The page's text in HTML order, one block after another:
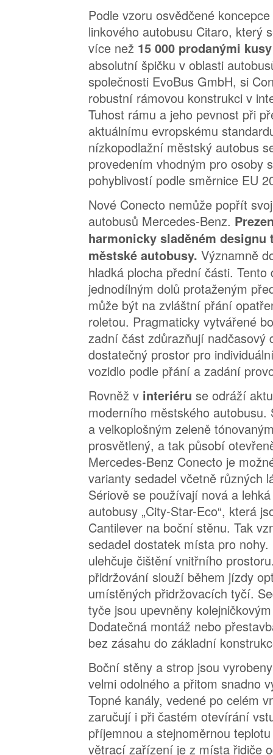
Podle vzoru osvědčené
linkového autobusu Citaro, který
více než 15 000 prodanými
absolutní špičku v oblasti
společnosti EvoBus GmbH, si
robustní rámovou konstrukci v
Tuhost rámu a jeho pevnost při
aktuálnímu evropskému
nízkopodlažní městský autobus
provedením vhodným pro osoby
pohyblivostí podle směrnice EU
Nové Conecto nemůže popřít
autobusů Mercedes-Benz.
harmonicky sladěném designu
městské autobusy. Významně
hladká plocha přední části.
jednodílným dolů protaženým
může být na zvláštní přání
roletou. Pragmaticky vytvářené
zadní část zdůrazňují nadčasový
dostatečný prostor pro
vozidlo podle přání a zadání
Rovněž v interiéru se odráží
moderního městského
a velkoplošným zeleně
prosvětlený, a tak působí
Mercedes-Benz Conecto je
varianty sedadel včetně různých
Sériově se používají nová a
autobusy „City-Star-Eco“, která
Cantilever na boční stěnu. Tak
sedadel dostatek místa pro
ulehčuje čištění vnitřního
přidržování slouží během jízdy
umístěných přidržovacích tyčí.
tyče jsou upevněny
Dodatečná montáž nebo
bez zásahu do základní
Boční stěny a strop jsou
velmi odolného a přitom snadno
Topné kanály, vedené po celém
zaručují i při častém otevírání
příjemnou a stejnoměrnou
větrací zařízení je z místa řidiče